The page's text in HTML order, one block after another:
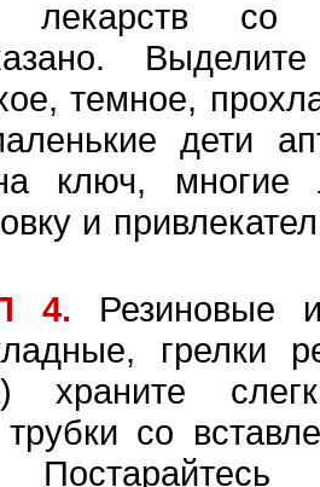
лекарств со
темное,
дети
ключ, многие
и
4. Резиновые
грелки
храните
со